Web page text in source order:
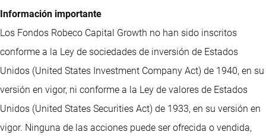
Información importante
Los Fondos Robeco Capital Growth no han sido inscritos
conforme a la Ley de sociedades de inversión de Estados
Unidos (United States Investment Company Act) de 1940, en su
versión en vigor, ni conforme a la Ley de valores de Estados
Unidos (United States Securities Act) de 1933, en su versión en
vigor. Ninguna de las acciones puede ser ofrecida o vendida,